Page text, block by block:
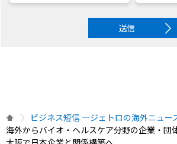
送信
ビジネス短信 ―ジェトロの海外ニュー
海外からバイオ・ヘルスケア分野の企業・団